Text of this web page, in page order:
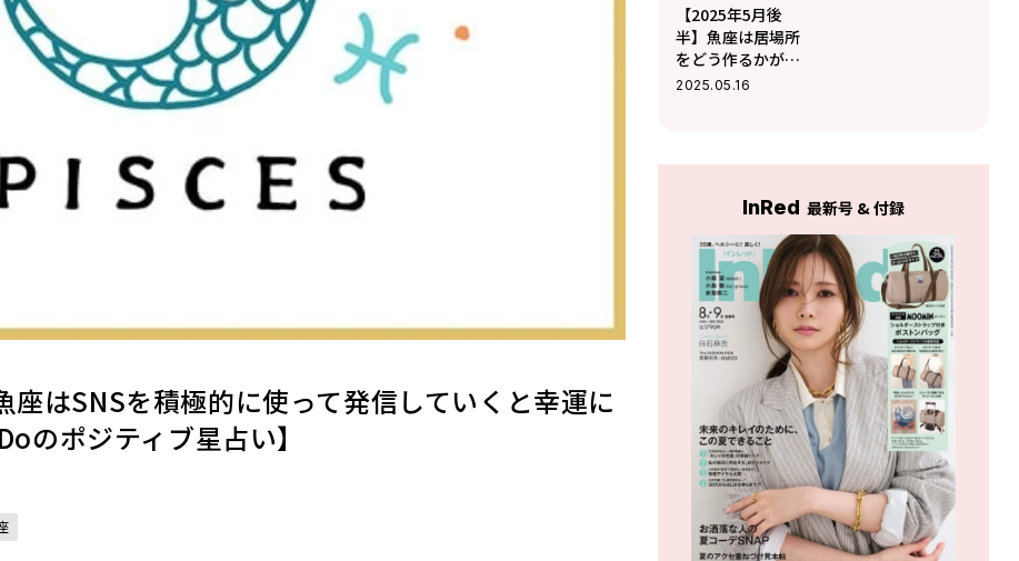
座はSNSを積極的に使って発信していくと幸運に
のポジティブ星占い】
【2025年5月後
半】魚座は居場所
をどう作るかがフ
ォーカスされる時
2025.05.16
InRed 最新号 & 付録